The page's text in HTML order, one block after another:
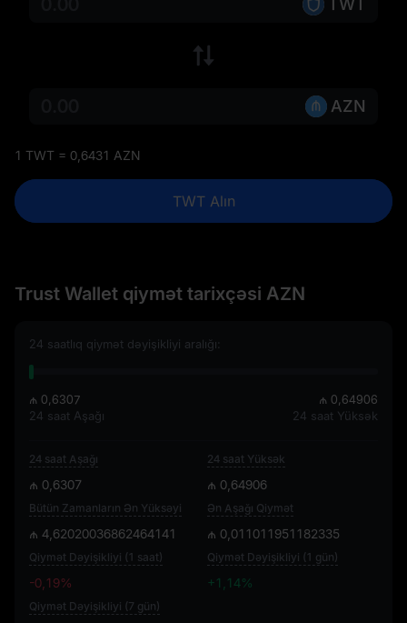
TWT
AZN
1 TWT = 0,6431 AZN
TWT Alın
Trust Wallet qiymət tarixçəsi AZN
24 saatlıq qiymət dəyişikliyi aralığı:
₼ 0,6307
24 saat Aşağı
₼ 0,64906
24 saat Yüksək
24 saat Aşağı
₼ 0,6307
24 saat Yüksək
₼ 0,64906
Bütün Zamanların Ən Yüksəyi
₼ 4,62020036862464141
Ən Aşağı Qiymət
₼ 0,011011951182335
Qiymət Dəyişikliyi (1 saat)
-0,19%
Qiymət Dəyişikliyi (1 gün)
+1,14%
Qiymət Dəyişikliyi (7 gün)